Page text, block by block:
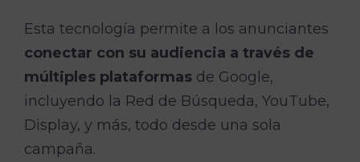
Esta tecnología permite a los anunciantes
conectar con su audiencia a través de
múltiples plataformas de Google,
incluyendo la Red de Búsqueda, YouTube,
Display, y más, todo desde una sola
campaña.